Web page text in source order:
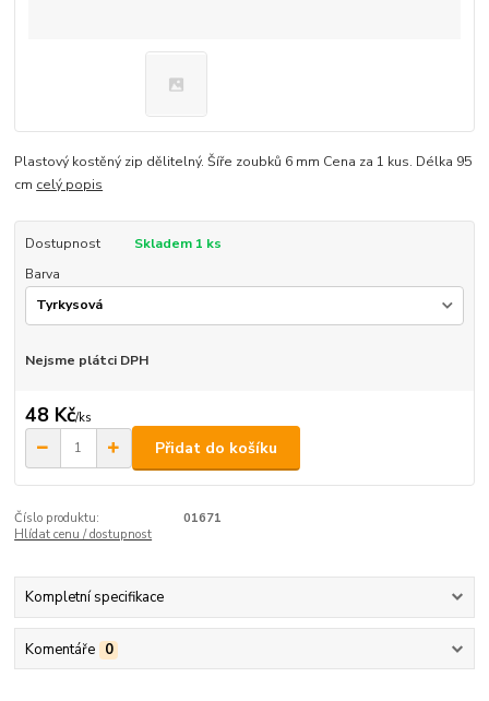
Plastový kostěný zip dělitelný. Šíře zoubků 6 mm Cena za 1 kus. Délka 95
cm celý popis
Dostupnost
Skladem 1 ks
Barva
Nejsme plátci DPH
48 Kč/ks
Přidat do košíku
Číslo produktu:
01671
Hlídat cenu / dostupnost
Kompletní specifikace
Komentáře 0